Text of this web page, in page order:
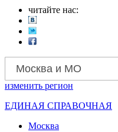
читайте нас:
Москва и МО
изменить регион
ЕДИНАЯ СПРАВОЧНАЯ
Москва